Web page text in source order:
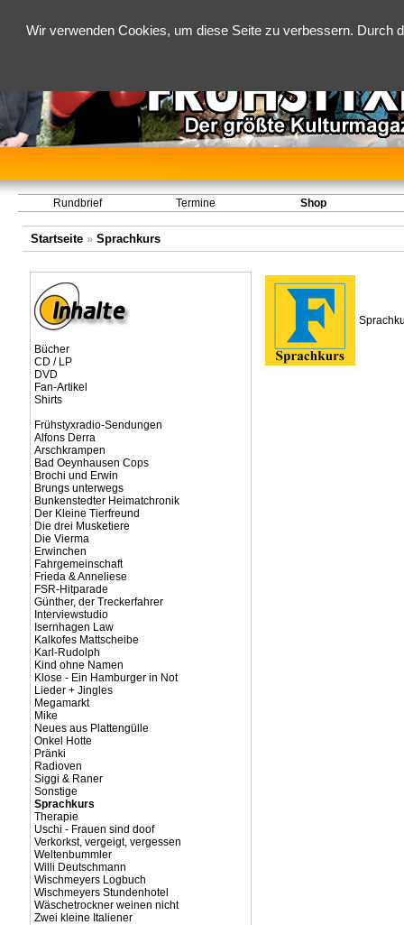
Wir verwenden Cookies, um diese Seite zu verbessern.
Rundbrief Termine Shop
Startseite» Sprachkurs
Bücher
CD / LP
DVD
Fan-Artikel
Shirts
Frühstyxradio-Sendungen
Alfons Derra
Arschkrampen
Bad Oeynhausen Cops
Brochi und Erwin
Brungs unterwegs
Bunkenstedter Heimatchronik
Der Kleine Tierfreund
Die drei Musketiere
Die Vierma
Erwinchen
Fahrgemeinschaft
Frieda & Anneliese
FSR-Hitparade
Günther, der Treckerfahrer
Interviewstudio
Isernhagen Law
Kalkofes Mattscheibe
Karl-Rudolph
Kind ohne Namen
Klose - Ein Hamburger in Not
Lieder + Jingles
Megamarkt
Mike
Neues aus Plattengülle
Onkel Hotte
Pränki
Radioven
Siggi & Raner
Sonstige
Sprachkurs
Therapie
Uschi - Frauen sind doof
Verkorkst, vergeigt, vergessen
Weltenbummler
Willi Deutschmann
Wischmeyers Logbuch
Wischmeyers Stundenhotel
Wäschetrockner weinen nicht
Zwei kleine Italiener